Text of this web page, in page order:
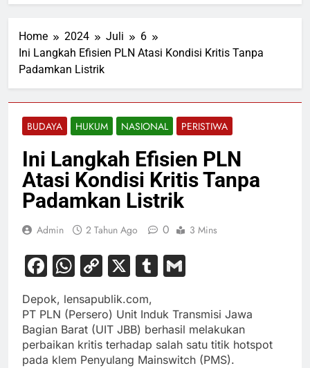
Home 2024 Juli
6
Ini Langkah Efisien PLN Atasi Kondisi Kritis Tanpa
Padamkan Listrik
BUDAYA HUKUM NASIONAL PERISTIWA
Ini Langkah Efisien PLN
Atasi Kondisi Kritis Tanpa
Padamkan Listrik
Admin 2 Tahun Ago 0 3 Mins
Facebook
WhatsApp
Copy
Link
X Tumblr
Depok, lensapublik.com,
PT PLN (Persero) Unit Induk Transmisi Jawa
Bagian Barat (UIT JBB) berhasil melakukan
perbaikan kritis terhadap salah satu titik hotspot
pada klem Penyulang Mainswitch (PMS).